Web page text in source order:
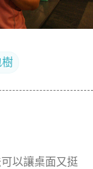
以讓桌面又挺